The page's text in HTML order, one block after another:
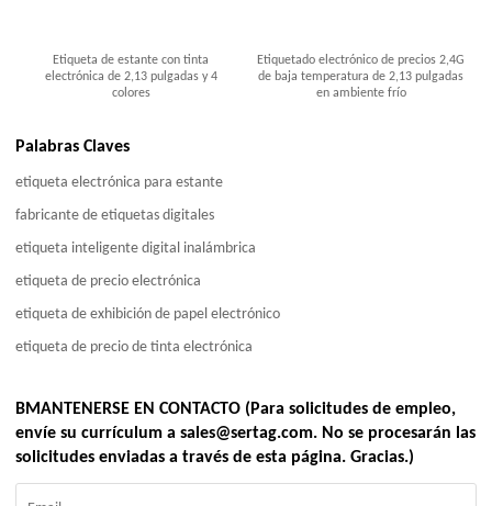
Etiqueta de estante con tinta
electrónica de 2,13 pulgadas y 4
colores
Etiquetado electrónico de precios 2,4G
de baja temperatura de 2,13 pulgadas
en ambiente frío
Palabras Claves
etiqueta electrónica para estante
fabricante de etiquetas digitales
etiqueta inteligente digital inalámbrica
etiqueta de precio electrónica
etiqueta de exhibición de papel electrónico
etiqueta de precio de tinta electrónica
BMANTENERSE EN CONTACTO (Para solicitudes de empleo,
envíe su currículum a sales@sertag.com. No se procesarán las
solicitudes enviadas a través de esta página. Gracias.)